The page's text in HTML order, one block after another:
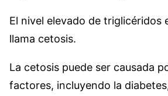
El nivel elevado de triglicéridos
llama cetosis.
La cetosis puede ser causada
factores, incluyendo la